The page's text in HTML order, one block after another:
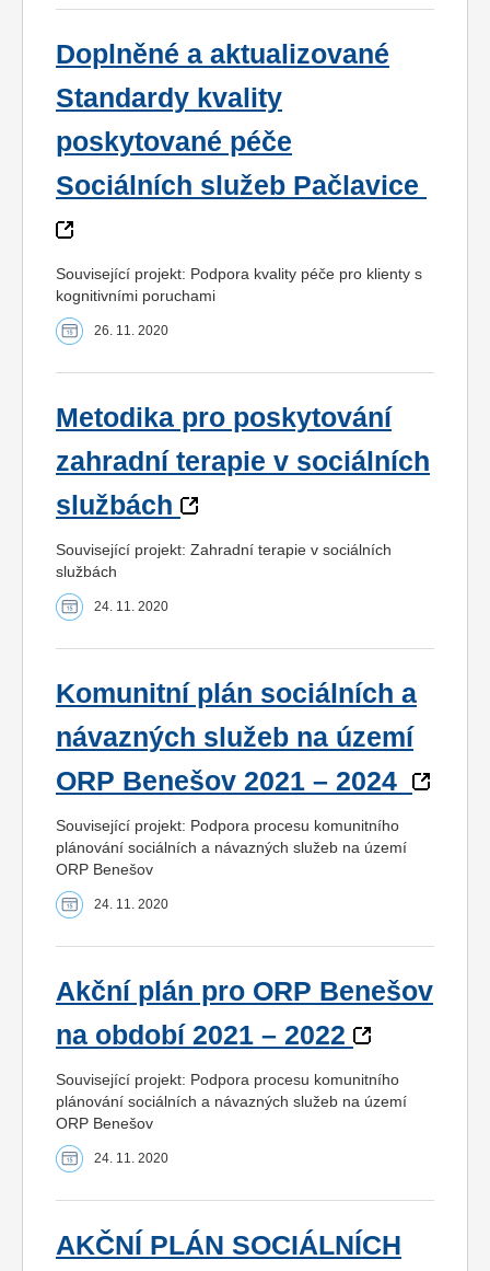
Doplněné a aktualizované
Standardy kvality
poskytované péče
Sociálních služeb Pačlavice
Související projekt: Podpora kvality péče pro klienty s
kognitivními poruchami
26. 11. 2020
Metodika pro poskytování
zahradní terapie v sociálních
službách
Související projekt: Zahradní terapie v sociálních
službách
24. 11. 2020
Komunitní plán sociálních a
návazných služeb na území
ORP Benešov 2021 – 2024
Související projekt: Podpora procesu komunitního
plánování sociálních a návazných služeb na území
ORP Benešov
24. 11. 2020
Akční plán pro ORP Benešov
na období 2021 – 2022
Související projekt: Podpora procesu komunitního
plánování sociálních a návazných služeb na území
ORP Benešov
24. 11. 2020
AKČNÍ PLÁN SOCIÁLNÍCH